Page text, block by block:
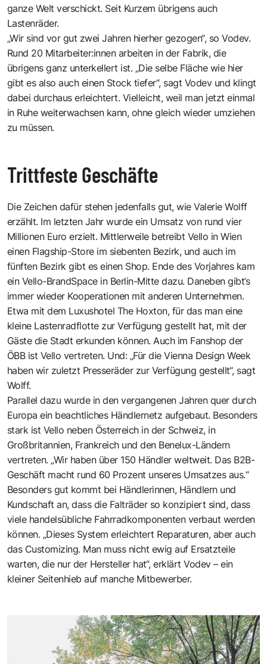
ganze Welt verschickt. Seit Kurzem übrigens auch
Lastenräder.
„Wir sind vor gut zwei Jahren hierher gezogen“, so Vodev.
Rund 20 Mitarbeiter:innen arbeiten in der Fabrik, die
übrigens ganz unterkellert ist. „Die selbe Fläche wie hier
gibt es also auch einen Stock tiefer“, sagt Vodev und klingt
dabei durchaus erleichtert. Vielleicht, weil man jetzt einmal
in Ruhe weiterwachsen kann, ohne gleich wieder umziehen
zu müssen.
Trittfeste Geschäfte
Die Zeichen dafür stehen jedenfalls gut, wie Valerie Wolff
erzählt. Im letzten Jahr wurde ein Umsatz von rund vier
Millionen Euro erzielt. Mittlerweile betreibt Vello in Wien
einen Flagship-Store im siebenten Bezirk, und auch im
fünften Bezirk gibt es einen Shop. Ende des Vorjahres kam
ein Vello-BrandSpace in Berlin-Mitte dazu. Daneben gibt’s
immer wieder Kooperationen mit anderen Unternehmen.
Etwa mit dem Luxushotel The Hoxton, für das man eine
kleine Lastenradflotte zur Verfügung gestellt hat, mit der
Gäste die Stadt erkunden können. Auch im Fanshop der
ÖBB ist Vello vertreten. Und: „Für die Vienna Design Week
haben wir zuletzt Presseräder zur Verfügung gestellt“, sagt
Wolff.
Parallel dazu wurde in den vergangenen Jahren quer durch
Europa ein beachtliches Händlernetz aufgebaut. Besonders
stark ist Vello neben Österreich in der Schweiz, in
Großbritannien, Frankreich und den Benelux-Ländern
vertreten. „Wir haben über 150 Händler weltweit. Das B2B-
Geschäft macht rund 60 Prozent unseres Umsatzes aus.“
Besonders gut kommt bei Händlerinnen, Händlern und
Kundschaft an, dass die Falträder so konzipiert sind, dass
viele handelsübliche Fahrradkomponenten verbaut werden
können. „Dieses System erleichtert Reparaturen, aber auch
das Customizing. Man muss nicht ewig auf Ersatzteile
warten, die nur der Hersteller hat“, erklärt Vodev – ein
kleiner Seitenhieb auf manche Mitbewerber.